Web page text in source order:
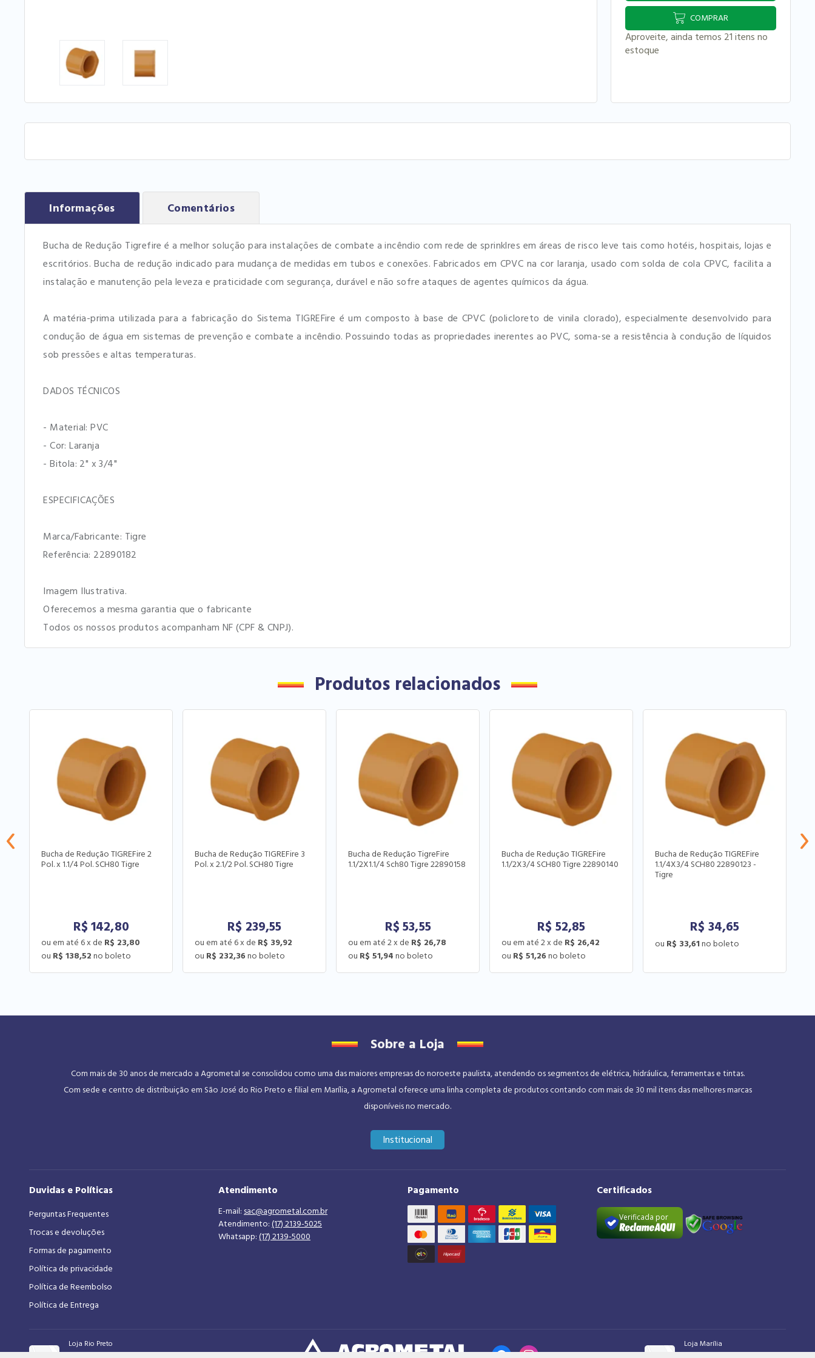
COMPRAR
Aproveite, ainda temos 21 itens no
estoque
Informações Comentários
Bucha de Redução Tigrefire é a melhor solução para instalações de combate a incêndio com rede de sprinklres em áreas de risco leve tais como hotéis, hospitais, lojas e
escritórios. Bucha de redução indicado para mudança de medidas em tubos e conexões. Fabricados em CPVC na cor laranja, usado com solda de cola CPVC, facilita a
instalação e manutenção pela leveza e praticidade com segurança, durável e não sofre ataques de agentes químicos da água.
A matéria-prima utilizada para a fabricação do Sistema TIGREFire é um composto à base de CPVC (policloreto de vinila clorado), especialmente desenvolvido para
condução de água em sistemas de prevenção e combate a incêndio. Possuindo todas as propriedades inerentes ao PVC, soma-se a resistência à condução de líquidos
sob pressões e altas temperaturas.
DADOS TÉCNICOS
- Material: PVC
- Cor: Laranja
- Bitola: 2" x 3/4"
ESPECIFICAÇÕES
Marca/Fabricante: Tigre
Referência: 22890182
Imagem Ilustrativa.
Oferecemos a mesma garantia que o fabricante
Todos os nossos produtos acompanham NF (CPF & CNPJ).
Produtos relacionados
Bucha de Redução TIGREFire 2
Pol. x 1.1/4 Pol. SCH80 Tigre
R$ 142,80
6x de R$ 23,80
R$ 138,52
Bucha de Redução TIGREFire 3
Pol. x 2.1/2 Pol. SCH80 Tigre
R$ 239,55
6x de R$ 39,92
R$ 232,36
Bucha de Redução TigreFire
1.1/2X1.1/4 Sch80 Tigre 22890158
R$ 53,55
2x de R$ 26,78
R$ 51,94
Bucha de Redução TIGREFire
1.1/2X3/4 SCH80 Tigre 22890140
R$ 52,85
2x de R$ 26,42
R$ 51,26
Bucha de Redução TIGREFire
1.1/4X3/4 SCH80 22890123 -
Tigre
R$ 34,65
R$ 33,61
Sobre a Loja
Com mais de 30 anos de mercado a Agrometal se consolidou como uma das maiores empresas do noroeste paulista, atendendo os segmentos de elétrica, hidráulica, ferramentas e tintas.
Com sede e centro de distribuição em São José do Rio Preto e filial em Marília, a Agrometal oferece uma linha completa de produtos contando com mais de 30 mil itens das melhores marcas
disponíveis no mercado.
Institucional
Duvidas e Políticas
Perguntas Frequentes
Trocas e devoluções
Formas de pagamento
Política de privacidade
Política de Reembolso
Política de Entrega
Atendimento
E-mail: sac@agrometal.com.br
Atendimento: (17) 2139-5025
Whatsapp: (17) 2139-5000
Pagamento Certificados
Verificada por
Loja Rio Preto
Av. Bady Bassitt, 4800, Santos
Loja Marília
Rua São Luiz, 1395, Alto